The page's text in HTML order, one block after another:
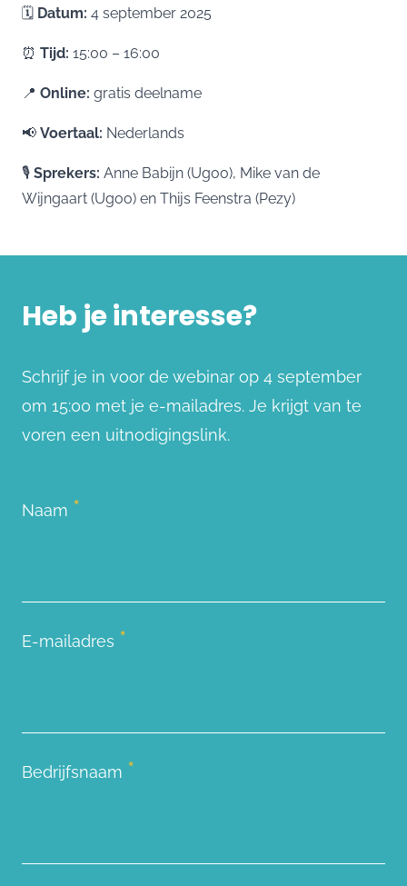
🗓️ Datum: 4 september 2025
⏰ Tijd: 15:00 – 16:00
📍 Online: gratis deelname
📢 Voertaal: Nederlands
🎙️ Sprekers: Anne Babijn (Ugoo), Mike van de
Wijngaart (Ugoo) en Thijs Feenstra (Pezy)
Heb je interesse?
Schrijf je in voor de webinar op 4 september
om 15:00 met je e-mailadres. Je krijgt van te
voren een uitnodigingslink.
Naam *
E-mailadres *
Bedrijfsnaam *